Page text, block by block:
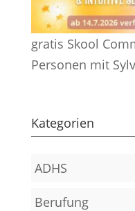
gratis Skool
Personen mit
Kategorien
ADHS
Berufung